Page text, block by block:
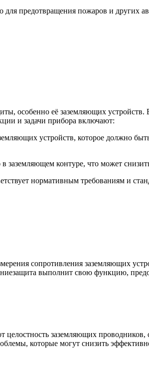
для предотвращения пожаров и других
особенно её заземляющих устройств.
и задачи прибора включают:
устройств, которое должно
заземляющем контуре, что может
нормативным требованиям и
сопротивления заземляющих
выполнит свою функцию,
заземляющих проводников,
которые могут снизить